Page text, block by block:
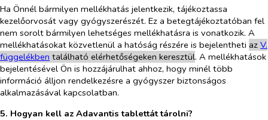
Ha Önnél bármilyen mellékhatás jelentkezik, tájékoztassa
kezelőorvosát vagy gyógyszerészét. Ez a betegtájékoztatóban fel
nem sorolt bármilyen lehetséges mellékhatásra is vonatkozik. A
mellékhatásokat közvetlenül a hatóság részére is bejelentheti az V.
függelékben található elérhetőségeken keresztül. A mellékhatások
bejelentésével Ön is hozzájárulhat ahhoz, hogy minél több
információ álljon rendelkezésre a gyógyszer biztonságos
alkalmazásával kapcsolatban.
5. Hogyan kell az Adavantis tablettát tárolni?